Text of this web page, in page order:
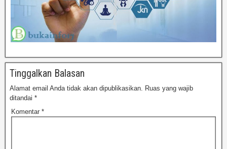
Tinggalkan Balasan
Alamat email Anda tidak akan dipublikasikan. Ruas yang wajib
ditandai *
Komentar *